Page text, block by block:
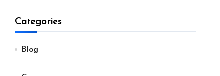
Categories
Blog